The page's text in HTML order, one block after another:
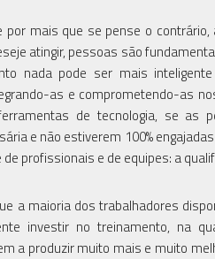
por mais que se pense o
atingir, pessoas são
nada pode ser mais
as e comprometendo-as
de tecnologia, se as
e não estiverem 100%
profissionais e de equipes: a
a maioria dos trabalhadores
investir no treinamento, na
a produzir muito mais e muito